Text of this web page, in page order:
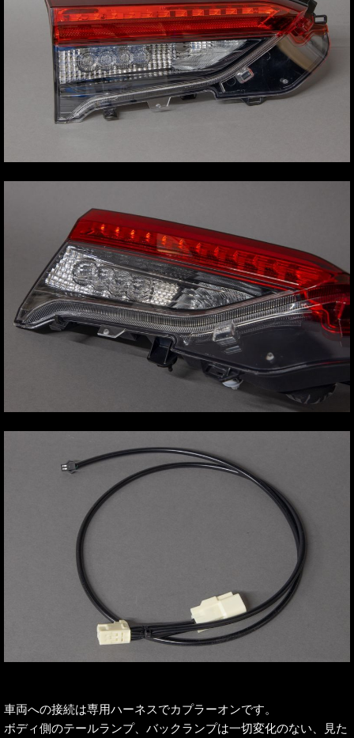
車両への接続は専用ハーネスでカプラーオンです。
ボディ側のテールランプ、バックランプは一切変化のない、見た